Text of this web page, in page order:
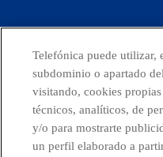
Telefónica puede utilizar,
subdominio o apartado
visitando, cookies
técnicos, analíticos, de
y/o para mostrarte
un perfil elaborado a